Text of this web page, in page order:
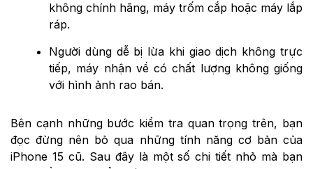
không chính hãng, máy trốm cắp hoặc máy lắp
ráp.
Người dùng dễ bị lừa khi giao dịch không trực
tiếp, máy nhận về có chất lượng không giống
với hình ảnh rao bán.
Bên cạnh những bước kiểm tra quan trọng trên, bạn
đọc đừng nên bỏ qua những tính năng cơ bản của
iPhone 15 cũ. Sau đây là một số chi tiết nhỏ mà bạn